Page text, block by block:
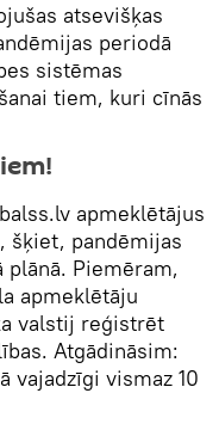
atsevišķas
periodā
sistēmas
tiem, kuri cīnās
apmeklētājus
šķiet, pandēmijas
Piemēram,
apmeklētāju
valstij reģistrēt
Atgādināsim:
vajadzīgi vismaz 10